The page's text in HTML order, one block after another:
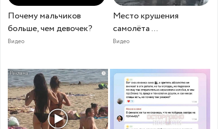
Почему мальчиков
больше, чем девочек?
Видео
Место крушения
самолёта ...
Видео
i